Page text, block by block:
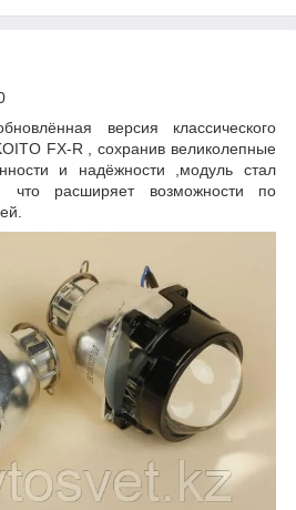
версия классического
FX-R , сохранив великолепные
и надёжности ,модуль стал
что расширяет возможности по